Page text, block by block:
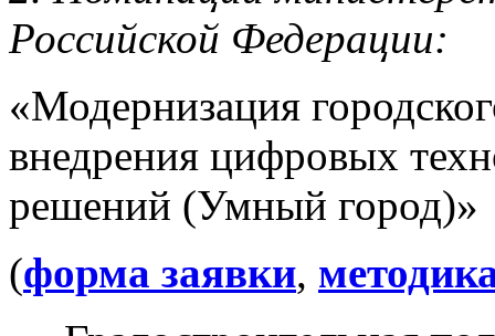
Российской Федерации:
«Модернизация
внедрения цифровых
решений (Умный город)»
(форма заявки,